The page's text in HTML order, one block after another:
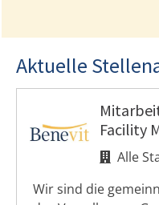
Aktuelle
Facility
Alle
Wir sind die